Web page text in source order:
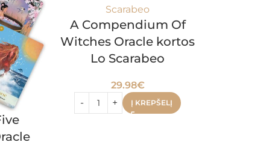
A Compendium Of
Witches Oracle kortos
Lo Scarabeo
29.98€
Į KREPŠELĮ